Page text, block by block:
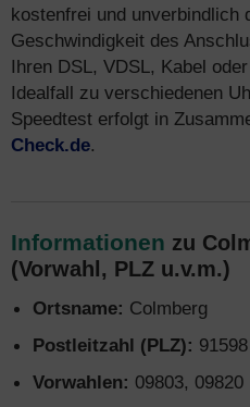
kostenfrei und unverbindlich
Geschwindigkeit des
Ihren DSL, VDSL, Kabel
Idealfall zu verschiedenen
Speedtest erfolgt in
Check.de.
Informationen zu
(Vorwahl, PLZ u.v.m.)
Ortsname: Colmberg
Postleitzahl (PLZ): 91598
Vorwahlen: 09803, 09820